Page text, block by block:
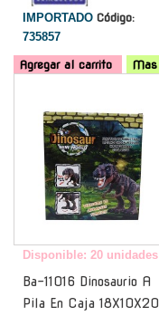
IMPORTADO Código:
735857
Agregar al carrito Mas
Disponible: 20 unidades
Ba-11016 Dinosaurio A
Pila En Caja 18X10X20